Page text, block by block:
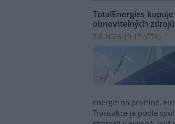
TotalEnergies
obnovitelných zdrojů
3.8.2026 19:17 (ČTK)
energie na pevnině.
Transakce je podle